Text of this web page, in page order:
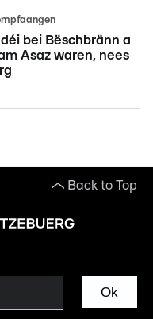
bei Bëschbränn a
Asaz waren, nees
Back to Top
Ok